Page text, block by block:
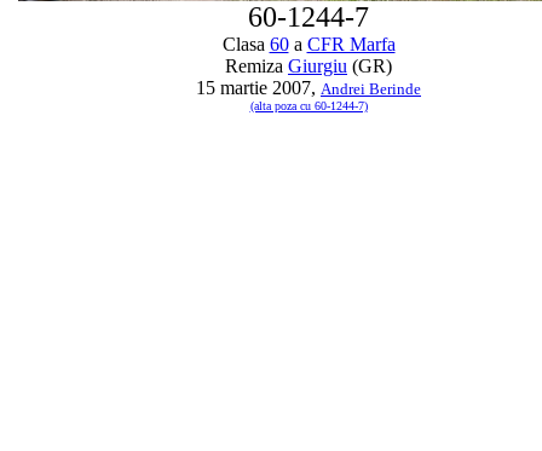
60-1244-7
Clasa 60a CFR Marfa
Remiza Giurgiu (GR)
15 martie 2007, Andrei Berinde
(alta poza cu 60-1244-7)